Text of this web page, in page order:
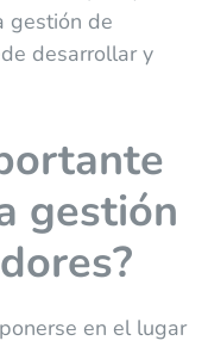
gestión de
desarrollar y
gestión
en el lugar